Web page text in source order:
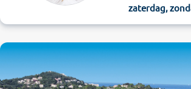
zaterdag,